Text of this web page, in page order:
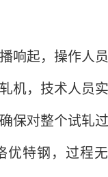
响起，操作人
机，技术人员
保对整个试轧
优特钢，过程